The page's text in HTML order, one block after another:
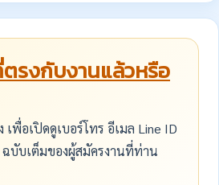
รงกับงานแล้วหรือ
เพื่อเปิดดูเบอร์โทร อีเมล Line ID
ฉบับเต็มของผู้สมัครงานที่ท่าน